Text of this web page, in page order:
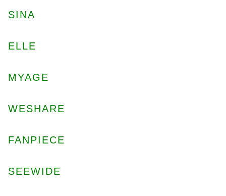
SINA
ELLE
MYAGE
WESHARE
FANPIECE
SEEWIDE